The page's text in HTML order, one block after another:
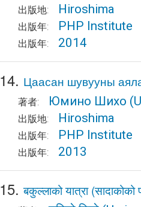
出版地: Hiroshima
出版年: PHP Institute
出版年: 2014
14. Цаасан шувууны
著者: Юмино Шихо
出版地: Hiroshima
出版年: PHP Institute
出版年: 2013
15.बकुल्लाको यात्रा (सादाकोको